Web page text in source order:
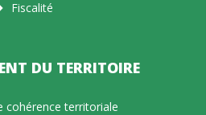
Fiscalité
DU TERRITOIRE
cohérence territoriale